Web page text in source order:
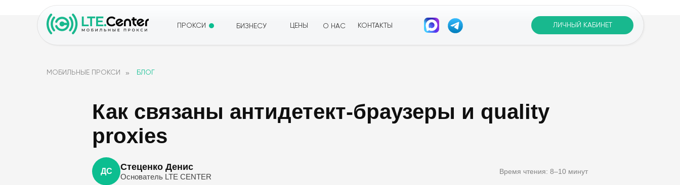
ЛИЧНЫЙ КАБИНЕТ
ПРОКСИ БИЗНЕСУ ЦЕНЫ О НАС КОНТАКТЫ
МОБИЛЬНЫЕ ПРОКСИ » БЛОГ
Как связаны антидетект-браузеры и quality
proxies
ДС Стеценко Денис
Основатель LTE CENTER
Время чтения: 8–10 минут